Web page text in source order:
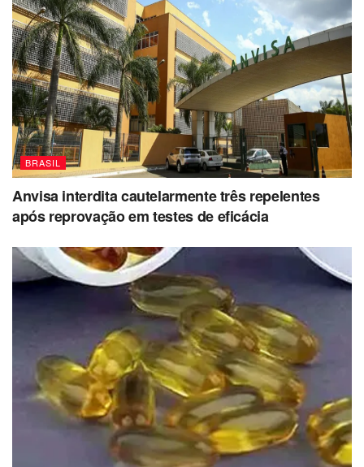
BRASIL
Anvisa interdita cautelarmente três repelentes
após reprovação em testes de eficácia